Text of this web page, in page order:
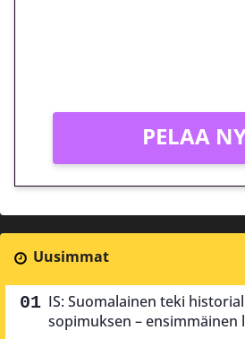
PELAA
Uusimmat
IS: Suomalainen teki
sopimuksen – ensimmäinen